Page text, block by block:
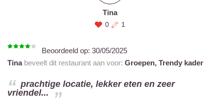
Tina
0 1
Beoordeeld op: 30/05/2025
Tinabeveelt dit restaurant aan voor: Groepen, Trendy kader
prachtige locatie, lekker eten en zeer
vriendel...